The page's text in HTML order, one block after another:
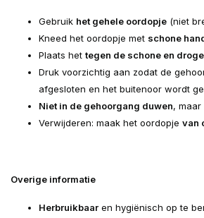
Gebruik het gehele oordopje (niet
Kneed het oordopje met schone
Plaats het tegen de schone en
Druk voorzichtig aan zodat de
afgesloten en het buitenoor wordt
Niet in de gehoorgang duwen,
Verwijderen: maak het oordopje van
Overige informatie
Herbruikbaar en hygiënisch op te